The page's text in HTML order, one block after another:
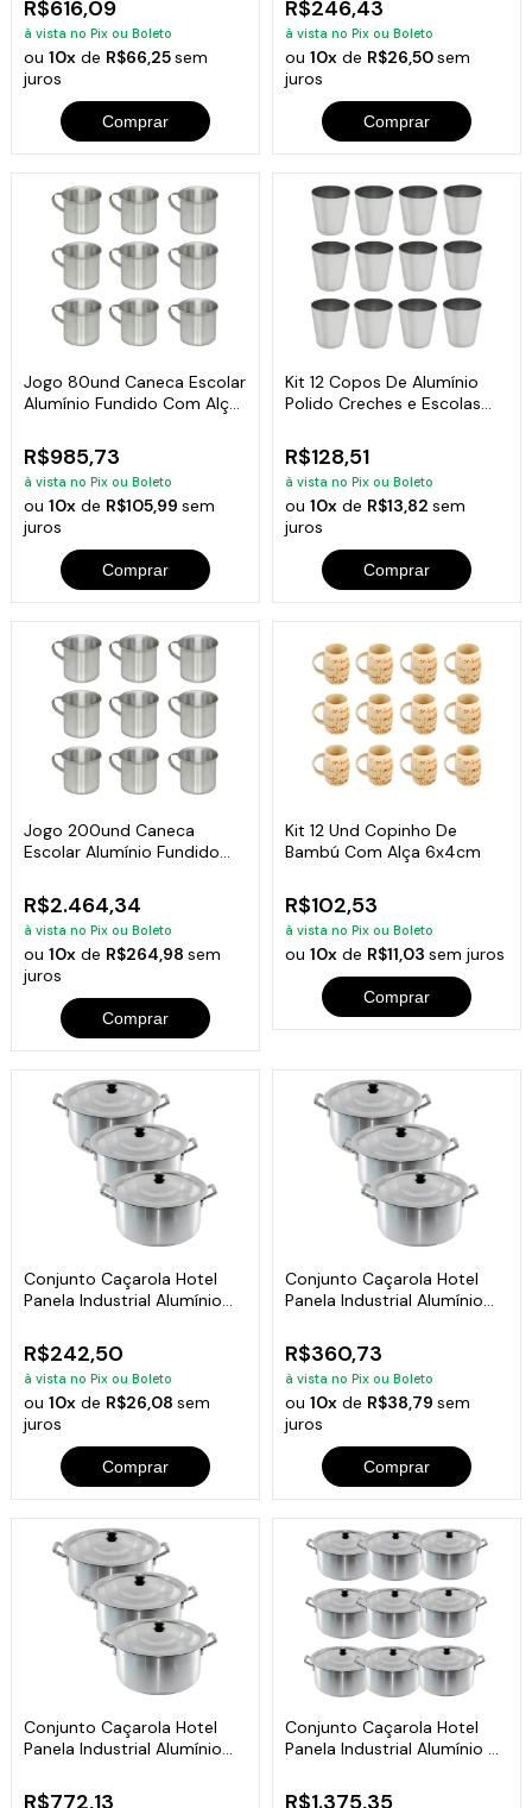
R$616,09
à vista no Pix ou Boleto
ou10x de R$66,25sem
juros
Comprar
R$246,43
à vista no Pix ou Boleto
ou 10xde R$26,50sem
juros
Comprar
Jogo 80und Caneca Escolar
Alumínio Fundido Com Alça
R$985,73
à vista no Pix ou Boleto
ou10x de R$105,99sem
juros
Comprar
Kit 12 Copos De Alumínio
Polido Creches e Escolas
R$128,51
à vista no Pix ou Boleto
ou 10xde R$13,82 sem
juros
Comprar
Jogo 200und Caneca
Escolar Alumínio Fundido
R$2.464,34
à vista no Pix ou Boleto
ou10x de R$264,98sem
juros
Comprar
Kit 12 Und Copinho De
Bambú Com Alça 6x4cm
R$102,53
à vista no Pix ou Boleto
ou 10xde R$11,03 sem juros
Comprar
Conjunto Caçarola Hotel
Panela Industrial Alumínio
R$242,50
à vista no Pix ou Boleto
ou10x de R$26,08sem
juros
Comprar
Conjunto Caçarola Hotel
Panela Industrial Alumínio
R$360,73
à vista no Pix ou Boleto
ou 10xde R$38,79 sem
juros
Comprar
Conjunto Caçarola Hotel
Panela Industrial Alumínio
R$772,13
Conjunto Caçarola Hotel
Panela Industrial Alumínio 9
R$1.375,35